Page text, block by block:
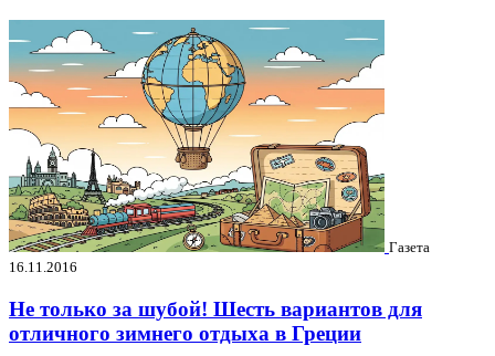
Газета
16.11.2016
Не только за шубой! Шесть вариантов для
отличного зимнего отдыха в Греции